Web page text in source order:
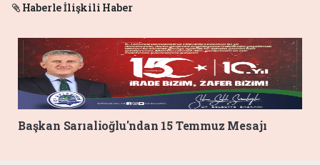
Haberle İlişkili Haber
Başkan Sarıalioğlu'ndan 15 Temmuz Mesajı